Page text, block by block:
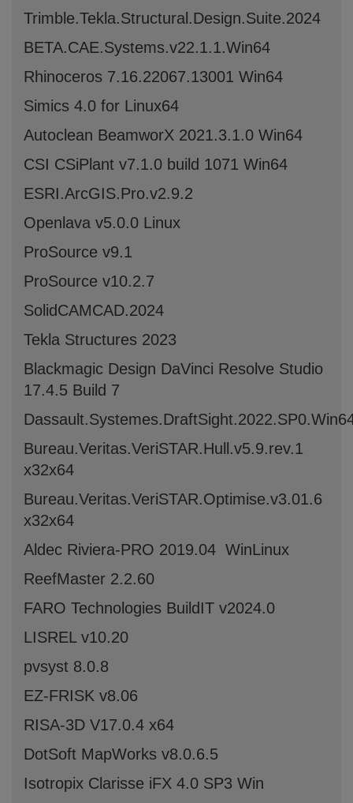
Trimble.Tekla.Structural.Design.Suite.2024
BETA.CAE.Systems.v22.1.1.Win64
Rhinoceros 7.16.22067.13001 Win64
Simics 4.0 for Linux64
Autoclean BeamworX 2021.3.1.0 Win64
CSI CSiPlant v7.1.0 build 1071 Win64
ESRI.ArcGIS.Pro.v2.9.2
Openlava v5.0.0 Linux
ProSource v9.1
ProSource v10.2.7
SolidCAMCAD.2024
Tekla Structures 2023
Blackmagic Design DaVinci Resolve Studio
17.4.5 Build 7
Bureau.Veritas.VeriSTAR.Hull.v5.9.rev.1
x32x64
Bureau.Veritas.VeriSTAR.Optimise.v3.01.6
x32x64
Aldec Riviera-PRO 2019.04 WinLinux
ReefMaster 2.2.60
FARO Technologies BuildIT v2024.0
LISREL v10.20
pvsyst 8.0.8
EZ-FRISK v8.06
RISA-3D V17.0.4 x64
DotSoft MapWorks v8.0.6.5
Isotropix Clarisse iFX 4.0 SP3 Win